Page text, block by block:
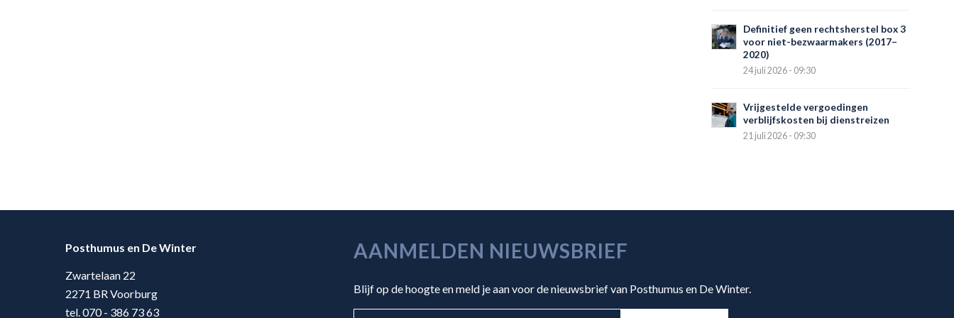
Definitief geen rechtsherstel box 3
voor niet-bezwaarmakers (2017–
2020)
24 juli 2026 - 09:30
Vrijgestelde vergoedingen
verblijfskosten bij dienstreizen
21 juli 2026 - 09:30
Posthumus en De Winter
Zwartelaan 22
2271 BR Voorburg
tel. 070 - 386 73 63
AANMELDEN NIEUWSBRIEF
Blijf op de hoogte en meld je aan voor de nieuwsbrief van Posthumus en De Winter.